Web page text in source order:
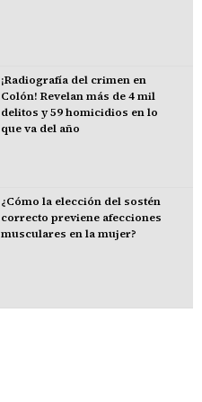
¡Radiografía del crimen en
Colón! Revelan más de 4 mil
delitos y 59 homicidios en lo
que va del año
¿Cómo la elección del sostén
correcto previene afecciones
musculares en la mujer?